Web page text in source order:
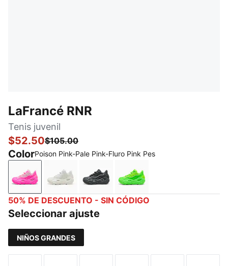
LaFrancé RNR
Tenis juvenil
$52.50$105.00
ColorPoison Pink-Pale Pink-Fluro Pink Pes
Poison Pink-Pale Pink-Fluro Pink Pes
White Glow-Silver Mist
Dusky Gray-White Glow
Fluro Green Pes-Green
50% DE DESCUENTO - SIN CÓDIGO
Seleccionar ajuste
NIÑOS GRANDES